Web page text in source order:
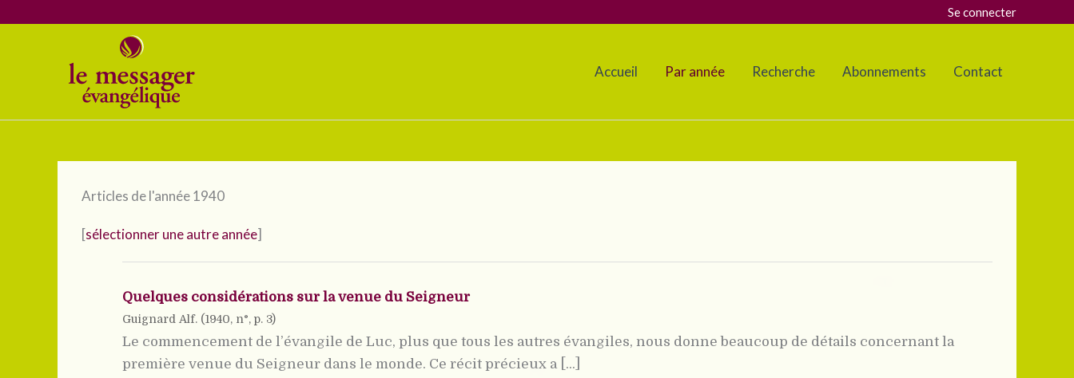
Se connecter
Accueil Par année Recherche Abonnements Contact
Articles de l'année 1940
[sélectionner une autre année]
Quelques considérations sur la venue du Seigneur
Guignard Alf. (1940, n°, p. 3)
Le commencement de l’évangile de Luc, plus que tous les autres évangiles, nous donne beaucoup de détails concernant la
première venue du Seigneur dans le monde. Ce récit précieux a [...]